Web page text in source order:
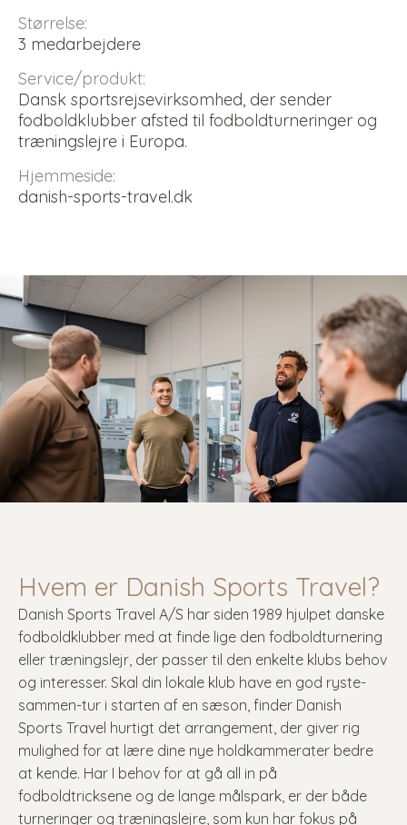
Størrelse:
3 medarbejdere
Service/produkt:
Dansk sportsrejsevirksomhed, der sender
fodboldklubber afsted til fodboldturneringer og
træningslejre i Europa.
Hjemmeside:
danish-sports-travel.dk
Hvem er Danish Sports Travel?
Danish Sports Travel A/S har siden 1989 hjulpet danske
fodboldklubber med at finde lige den fodboldturnering
eller træningslejr, der passer til den enkelte klubs behov
og interesser. Skal din lokale klub have en god ryste-
sammen-tur i starten af en sæson, finder Danish
Sports Travel hurtigt det arrangement, der giver rig
mulighed for at lære dine nye holdkammerater bedre
at kende. Har I behov for at gå all in på
fodboldtricksene og de lange målspark, er der både
turneringer og træningslejre, som kun har fokus på